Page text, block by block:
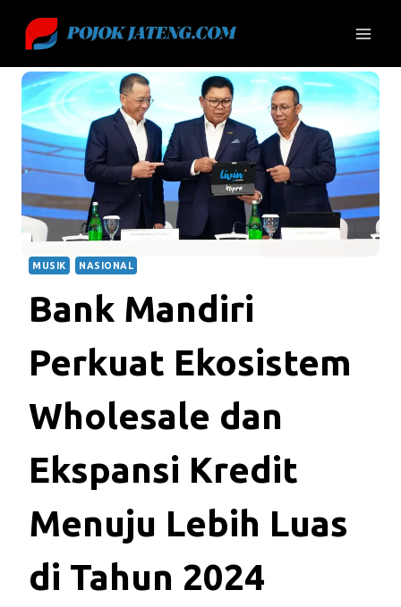
content
MUSIK NASIONAL
Bank Mandiri
Perkuat Ekosistem
Wholesale dan
Ekspansi Kredit
Menuju Lebih Luas
di Tahun 2024